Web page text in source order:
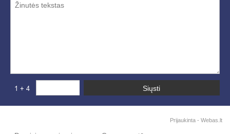
Prijaukinta - Webas.lt